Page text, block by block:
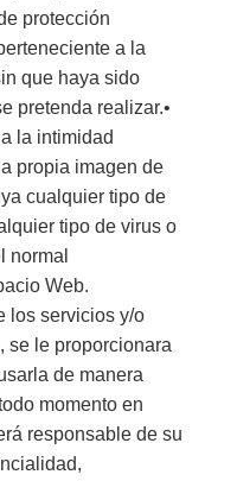
protección
a la
que haya sido
pretenda realizar.•
la intimidad
propia imagen de
cualquier tipo de
tipo de virus o
normal
Web.
los servicios y/o
se le proporcionara
de manera
momento en
responsable de su